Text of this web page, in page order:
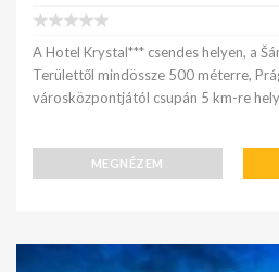
A Hotel Krystal*** csendes helyen, a
Területtől mindössze 500 méterre,
városközpontjától csupán 5 km-re
MEGNÉZEM